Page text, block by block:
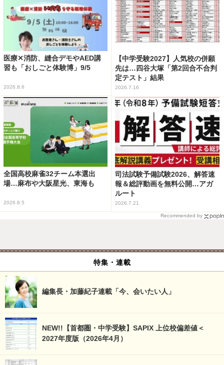
医療✕消防、縫合デモやAED講
習も「おしごと体験博」9/5
2026.8.6
【中学受験2027】人気校の併願
先は…四谷大塚「第2回合不合判
定テスト」結果
2026.7.16
全国高校麻雀32チーム本選出
場…麻布や大阪星光、東海も
2026.8.5
司法試験予備試験2026、解答速
報＆総評動画を無料公開…アガ
ルート
2026.7.21
Recommended by
特集・連載
編集長・加藤紀子連載「今、会いたい人」
NEW!!【首都圏・中学受験】SAPIX 上位校偏差値＜
2027年度版（2026年4月）